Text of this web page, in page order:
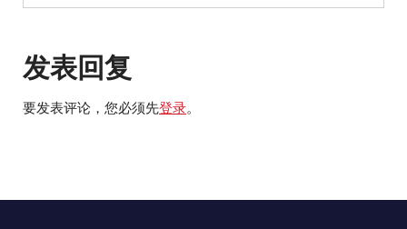
发表回复
要发表评论，您必须先登录。